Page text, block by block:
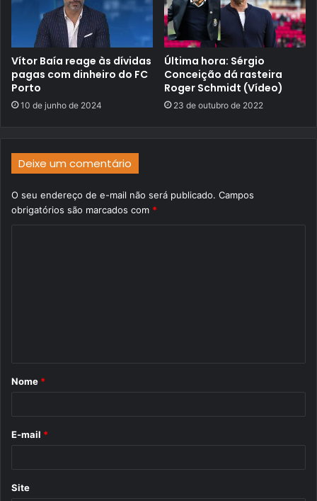
Vítor Baía reage às dívidas
pagas com dinheiro do FC
Porto
10 de junho de 2024
Última hora: Sérgio
Conceição dá rasteira
Roger Schmidt (Vídeo)
23 de outubro de 2022
Deixe um comentário
O seu endereço de e-mail não será publicado. Campos
obrigatórios são marcados com *
r
Nome *
E-mail *
Site